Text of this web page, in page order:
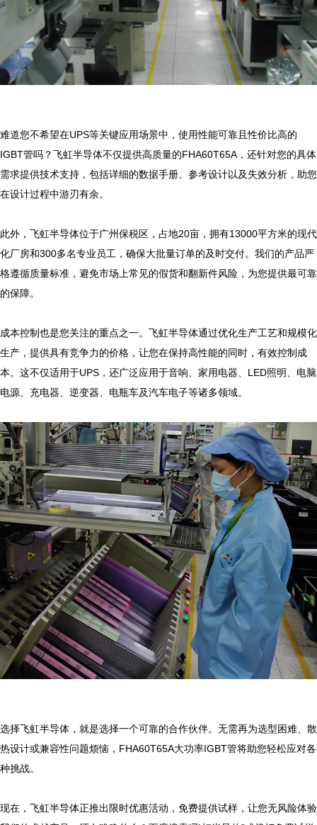
难道您不希望在UPS等关键应用场景中，使用性能可靠且性价比高的
IGBT管吗？飞虹半导体不仅提供高质量的FHA60T65A，还针对您的具体
需求提供技术支持，包括详细的数据手册、参考设计以及失效分析，助您
在设计过程中游刃有余。
此外，飞虹半导体位于广州保税区，占地20亩，拥有13000平方米的现代
化厂房和300多名专业员工，确保大批量订单的及时交付。我们的产品严
格遵循质量标准，避免市场上常见的假货和翻新件风险，为您提供最可靠
的保障。
成本控制也是您关注的重点之一。飞虹半导体通过优化生产工艺和规模化
生产，提供具有竞争力的价格，让您在保持高性能的同时，有效控制成
本。这不仅适用于UPS，还广泛应用于音响、家用电器、LED照明、电脑
电源、充电器、逆变器、电瓶车及汽车电子等诸多领域。
选择飞虹半导体，就是选择一个可靠的合作伙伴。无需再为选型困难、散
热设计或兼容性问题烦恼，FHA60T65A大功率IGBT管将助您轻松应对各
种挑战。
现在，飞虹半导体正推出限时优惠活动，免费提供试样，让您无风险体验